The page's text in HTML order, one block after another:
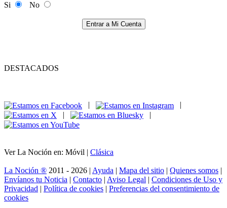
Si
No
Entrar a Mi Cuenta
DESTACADOS
|
|
Ver La Noción en: Móvil | Clásica
La Noción ® 2011 - 2026 | Ayuda | Mapa del sitio | Quienes somos |
Envíanos tu Noticia | Contacto | Aviso Legal | Condiciones de Uso y
Privacidad | Política de cookies | Preferencias del consentimiento de
cookies